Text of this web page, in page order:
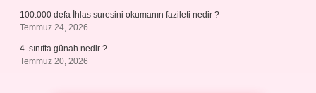
100.000 defa İhlas suresini okumanın fazileti nedir ?
Temmuz 24, 2026
4. sınıfta günah nedir ?
Temmuz 20, 2026